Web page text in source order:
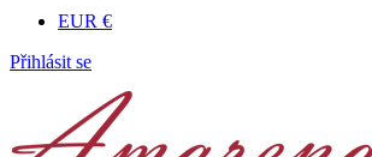
EUR €
Přihlásit se